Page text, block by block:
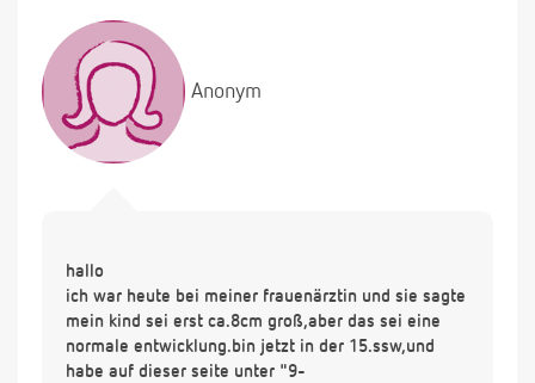
Anonym
hallo
ich war heute bei meiner frauenärztin und sie sagte
mein kind sei erst ca.8cm groß,aber das sei eine
normale entwicklung.bin jetzt in der 15.ssw,und
habe auf dieser seite unter "9-